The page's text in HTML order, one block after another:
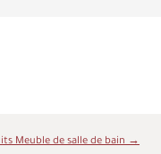
Meuble de salle de bain →